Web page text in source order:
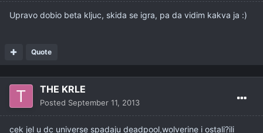
Upravo dobio beta kljuc, skida se igra, pa da vidim kakva ja :)
Quote
THE KRLE
Posted September 11, 2013
cek jel u dc universe spadaju deadpool,wolverine i ostali?ili